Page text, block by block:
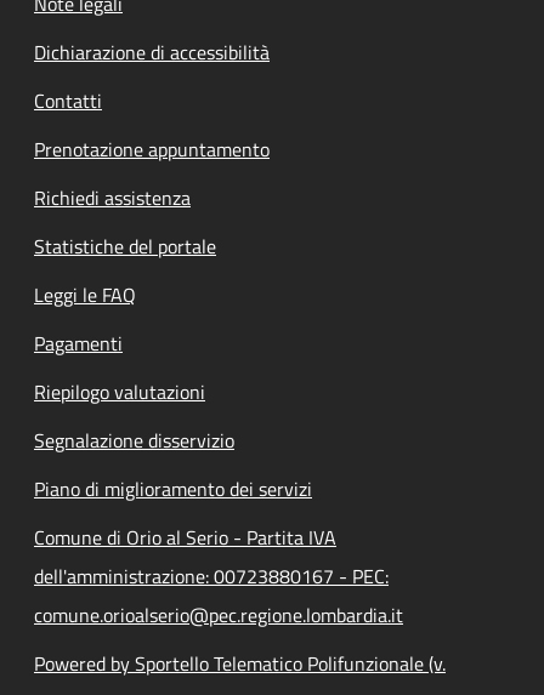
Dichiarazione di accessibilità
Contatti
Prenotazione appuntamento
Richiedi assistenza
Statistiche del portale
Leggi le FAQ
Pagamenti
Riepilogo valutazioni
Segnalazione disservizio
Piano di miglioramento dei servizi
Comune di Orio al Serio - Partita IVA
dell'amministrazione: 00723880167 - PEC:
comune.orioalserio@pec.regione.lombardia.it
Powered by Sportello Telematico Polifunzionale (v.